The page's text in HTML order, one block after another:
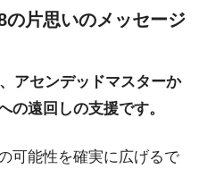
の片思いのメッセージ
アセンデッドマスターか
の遠回しの支援です。
可能性を確実に広げるで